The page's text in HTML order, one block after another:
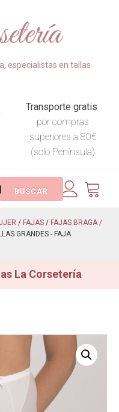
especialistas en tallas
Transporte gratis
por compras
superiores a 80€
(solo Península)
BUSCAR
/ FAJAS / FAJAS BRAGA /
GRANDES - FAJA
La Corsetería